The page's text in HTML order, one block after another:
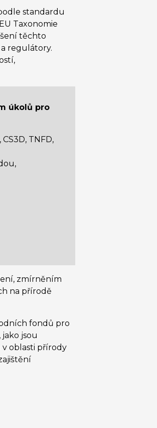
standardu
Taxonomie
těchto
regulátory.
úkolů pro
TNFD,
zmírněním
na přírodě
fondů pro
jsou
oblasti přírody